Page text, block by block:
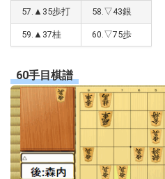
57.▲35歩打 58.▽43銀
59.▲37桂 60.▽75歩
60手目棋譜